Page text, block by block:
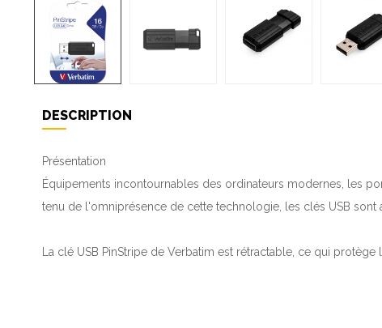
DESCRIPTION
Présentation
Équipements incontournables des ordinateurs modernes, les
tenu de l'omniprésence de cette technologie, les clés USB
La clé USB PinStripe de Verbatim est rétractable, ce qui